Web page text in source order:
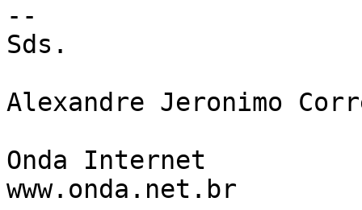
--
Sds.
Alexandre Jeronimo
Onda Internet
www.onda.net.br